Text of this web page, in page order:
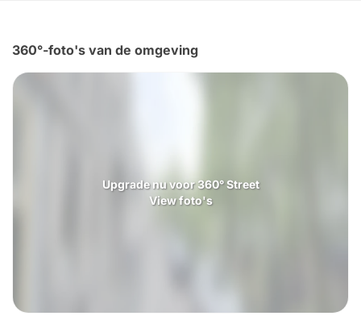
360°-foto's van de omgeving
Upgrade nu voor 360° Street
View foto's